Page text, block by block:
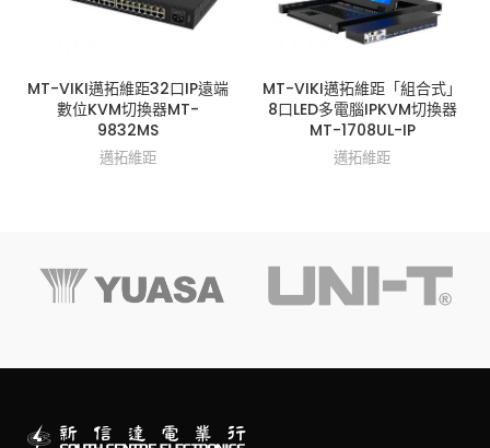
MT-VIKI邁拓維距32口IP遠端
數位KVM切換器MT-
9832MS
邁拓維距
MT-VIKI邁拓維距「組合式」
8口LED多電腦IPKVM切換器
MT-1708UL-IP
邁拓維距